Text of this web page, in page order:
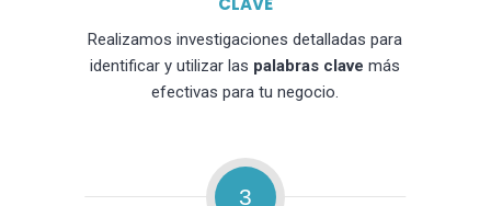
Realizamos investigaciones detalladas para
identificar y utilizar las palabras clave más
efectivas para tu negocio.
3